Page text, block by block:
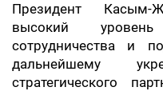
Президент Касым-
высокий уровень
сотрудничества и
дальнейшему
стратегического